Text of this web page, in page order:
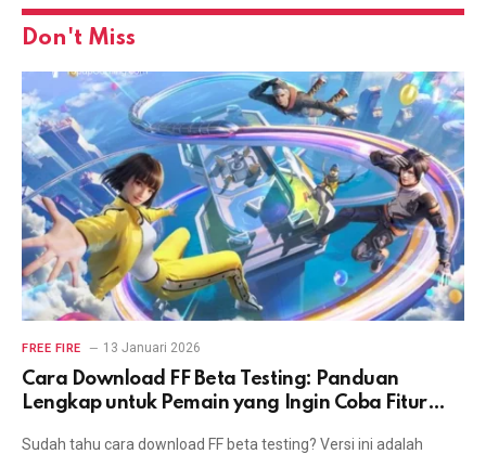
Don't Miss
FREE FIRE 13 Januari 2026
Cara Download FF Beta Testing: Panduan
Lengkap untuk Pemain yang Ingin Coba Fitur
Sudah tahu cara download FF beta testing? Versi ini adalah